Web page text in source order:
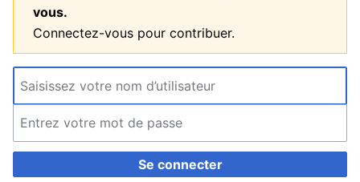
vous.
Connectez-vous pour contribuer.
Se connecter